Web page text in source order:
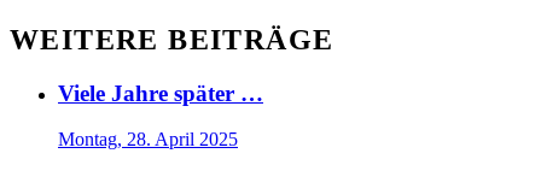
WEITERE BEITRÄGE
Viele Jahre später …
Montag, 28. April 2025